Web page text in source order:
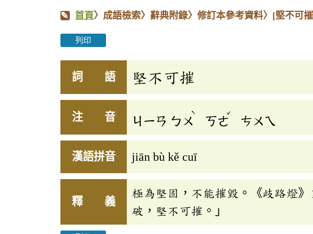
首頁〉成語檢索〉辭典附錄〉修訂本參考資料〉 [堅不可
列印
詞 語 堅不可摧
注 音 ㄐㄧㄢ ㄅㄨ
ˋ
ㄎㄜ
ˇ
ㄘㄨㄟ
漢語拼音 jiān bù kě cuī
釋 義
極為堅固，不能摧毀。《歧路燈
破，堅不可摧。」